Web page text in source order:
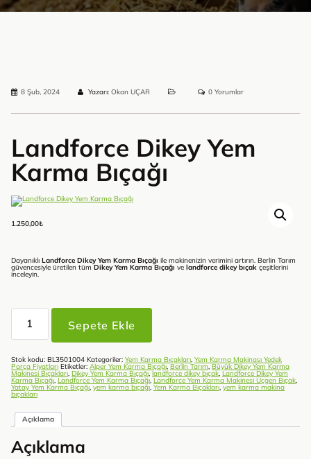
8 Şub, 2024 Yazarı: Okan UÇAR 0 Yorumlar
Landforce Dikey Yem
Karma Bıçağı
1.250,00₺
Dayanıklı Landforce Dikey Yem Karma Bıçağı ile makinenizin verimini artırın. Berlin Tarım
güvencesiyle üretilen tümDikey Yem Karma Bıçağı ve landforce dikey bıçak çeşitlerini
inceleyin.
Landforce
Bıçağı
Sepete Ekle
Stok kodu: BL3501004 Kategoriler: Yem Karma Bıçakları Yem Karma Makinası Yedek
Parça Fiyatları Etiketler: Alper Yem Karma Bıçağı,Berlin Tarım,Büyük Dikey Yem Karma
Makinesi Bıçakları Dikey Yem Karma Bıçağı,landforce dikey bıçak,Landforce Dikey Yem
Karma Bıçağı,Landforce Yem Karma Bıçağı ,Landforce Yem Karma Makinesi Üçgen Bıçak
Yatay Yem Karma Bıçağı,yem karma bıçağı Yem Karma Bıçakları,yem karma makina
bıçakları
Açıklama
Açıklama